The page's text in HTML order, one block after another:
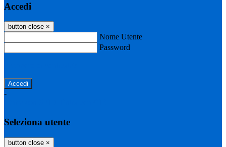
Accedi
button close ×
Nome Utente
Password
-
Seleziona utente
button close ×